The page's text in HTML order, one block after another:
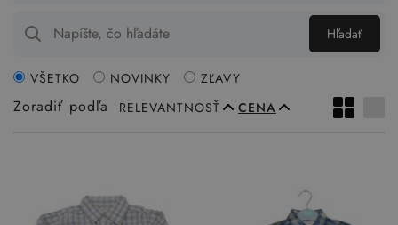
Hľadať
Zoradiť podľa RELEVANTNOSŤ CENA
VŠETKO NOVINKY ZĽAVY